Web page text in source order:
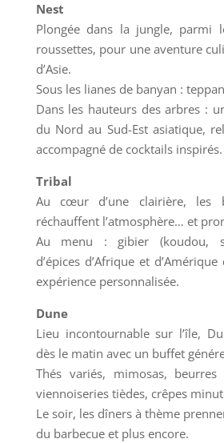
Nest
Plongée dans la jungle, parmi
roussettes, pour une aventure
d’Asie.
Sous les lianes de banyan :
Dans les hauteurs des arbres :
du Nord au Sud-Est asiatique,
accompagné de cocktails inspirés.
Tribal
Au cœur d’une clairière, les
réchauffent l’atmosphère… et
Au menu : gibier (koudou,
d’épices d’Afrique et
expérience personnalisée.
Dune
Lieu incontournable sur l’île,
dès le matin avec un buffet
Thés variés, mimosas,
viennoiseries tièdes, crêpes
Le soir, les dîners à thème
du barbecue et plus encore.